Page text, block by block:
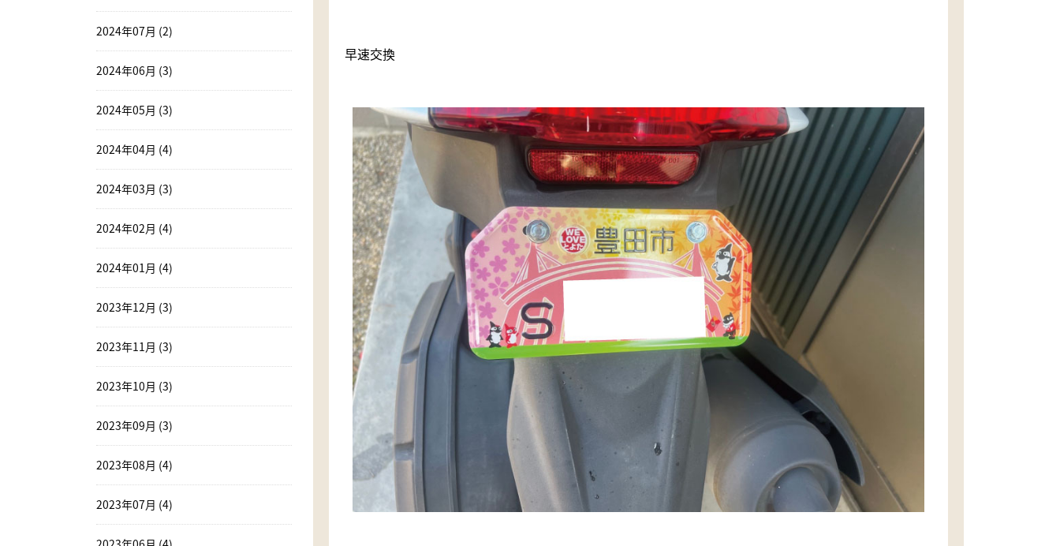
早速交換
2024年07月 (2)
2024年06月 (3)
2024年05月 (3)
2024年04月 (4)
2024年03月 (3)
2024年02月 (4)
2024年01月 (4)
2023年12月 (3)
2023年11月 (3)
2023年10月 (3)
2023年09月 (3)
2023年08月 (4)
2023年07月 (4)